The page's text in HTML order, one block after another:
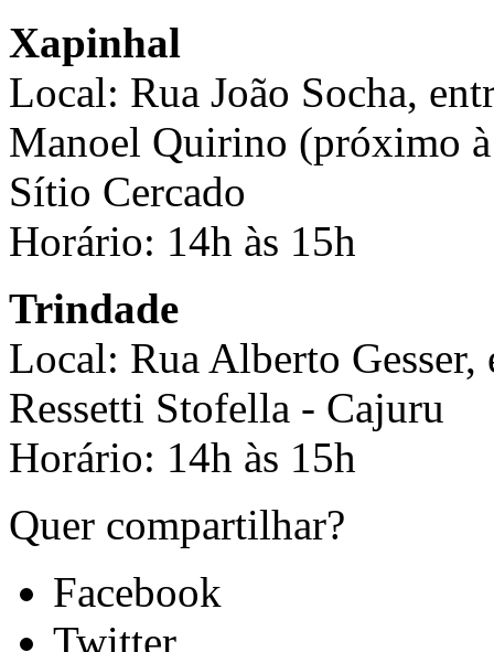
Xapinhal
Local: Rua João Socha,
Manoel Quirino (próximo
Sítio Cercado
Horário: 14h às 15h
Trindade
Local: Rua Alberto Gesser,
Ressetti Stofella - Cajuru
Horário: 14h às 15h
Quer compartilhar?
Facebook
Twitter